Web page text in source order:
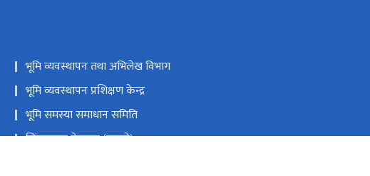
भूमि व्यवस्थापन तथा अभिलेख विभाग
भूमि व्यवस्थापन प्रशिक्षण केन्द्र
भूमि समस्या समाधान समिति
सिंहदरबार गेटपास (पुरानो)